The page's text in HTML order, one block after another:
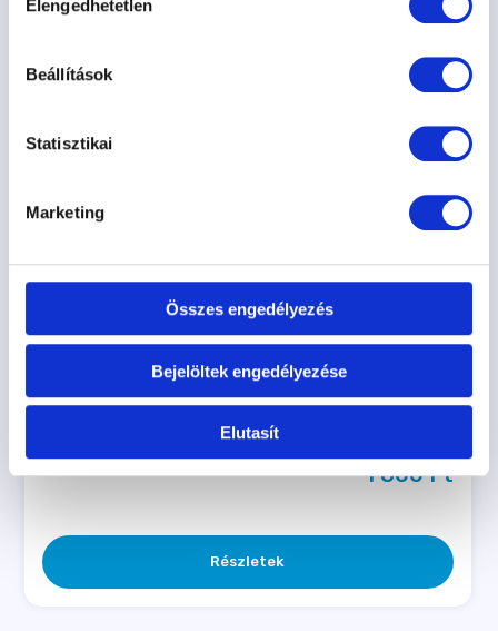
kiválasztása
Elengedhetetlen
Beállítások
Statisztikai
Marketing
Összes engedélyezés
Bejelöltek engedélyezése
Elutasít
Csont mintás póráz
1 800 Ft
Részletek